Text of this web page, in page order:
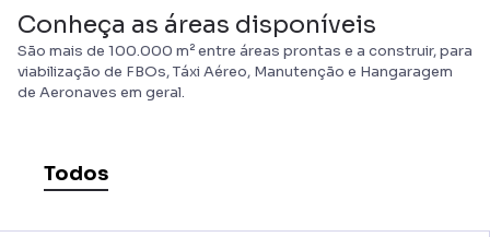
Conheça as áreas disponíveis
São mais de 100.000 m² entre áreas prontas e a construir, para
viabilização de FBOs, Táxi Aéreo, Manutenção e Hangaragem
de Aeronaves em geral.
Todos